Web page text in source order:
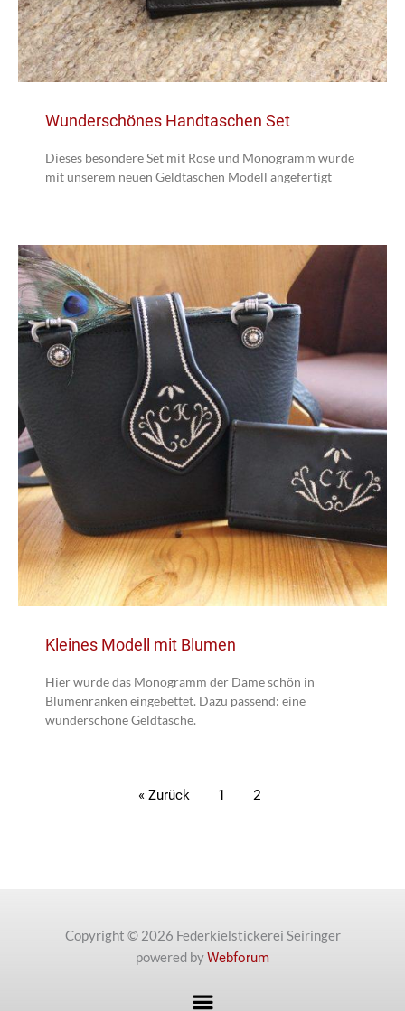
Wunderschönes Handtaschen Set
Dieses besondere Set mit Rose und Monogramm wurde
mit unserem neuen Geldtaschen Modell angefertigt
Kleines Modell mit Blumen
Hier wurde das Monogramm der Dame schön in
Blumenranken eingebettet. Dazu passend: eine
wunderschöne Geldtasche.
« Zurück 1 2
Copyright © 2026 Federkielstickerei Seiringer
powered byWebforum
Menü